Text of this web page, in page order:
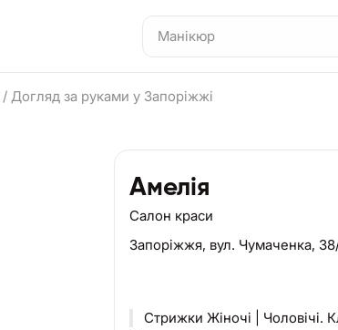
/ Догляд за руками у Запоріжжі
Амелія
Салон краси
Запоріжжя, вул. Чумаченка,
Стрижки Жіночі | Чоловічі.